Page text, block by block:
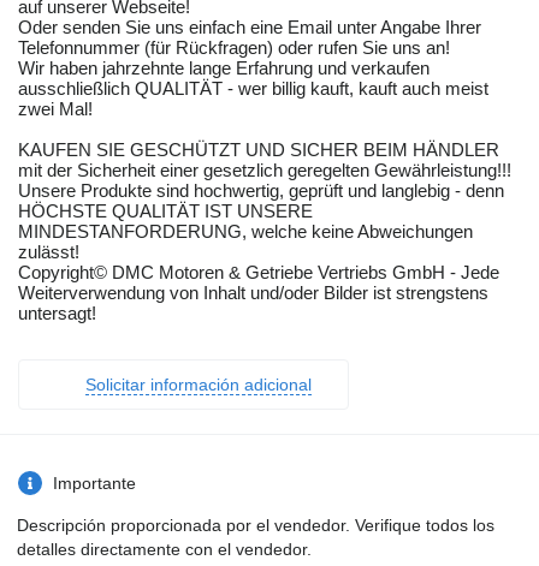
auf unserer Webseite!
Oder senden Sie uns einfach eine Email unter Angabe Ihrer
Telefonnummer (für Rückfragen) oder rufen Sie uns an!
Wir haben jahrzehnte lange Erfahrung und verkaufen
ausschließlich QUALITÄT - wer billig kauft, kauft auch meist
zwei Mal!
KAUFEN SIE GESCHÜTZT UND SICHER BEIM HÄNDLER
mit der Sicherheit einer gesetzlich geregelten Gewährleistung!!!
Unsere Produkte sind hochwertig, geprüft und langlebig - denn
HÖCHSTE QUALITÄT IST UNSERE
MINDESTANFORDERUNG, welche keine Abweichungen
zulässt!
Copyright© DMC Motoren & Getriebe Vertriebs GmbH - Jede
Weiterverwendung von Inhalt und/oder Bilder ist strengstens
untersagt!
Solicitar información adicional
Importante
Descripción proporcionada por el vendedor. Verifique todos los
detalles directamente con el vendedor.